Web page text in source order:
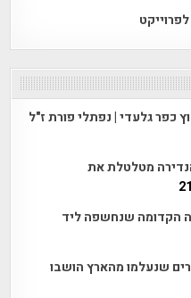
כפר גלעדי | נפתלי פורת ז"ל
מטלטלת את
הקדומה שנחשפה ליד
שנעלמו מהארץ הושבו